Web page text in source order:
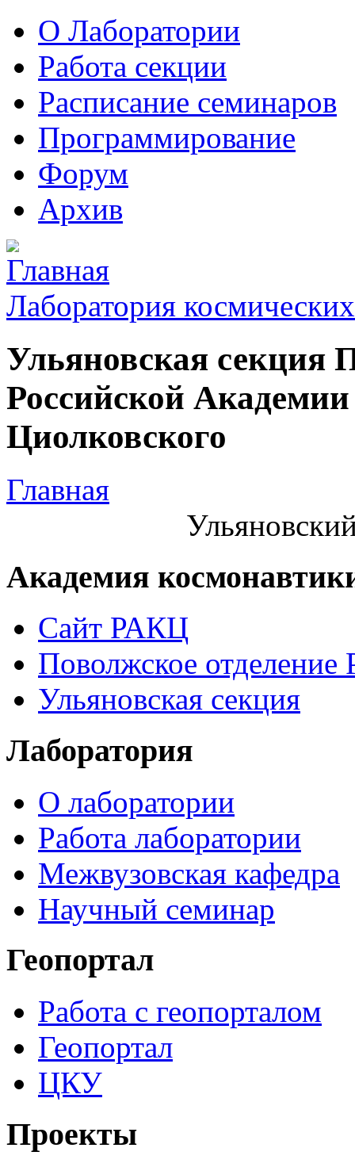
О Лаборатории
Работа секции
Расписание семинаров
Программирование
Форум
Архив
Лаборатория
Ульяновская секция
Российской
Циолковского
Главная
Академия
Сайт РАКЦ
Поволжское
Ульяновская секция
Лаборатория
О лаборатории
Работа лаборатории
Межвузовская кафедра
Научный семинар
Геопортал
Работа с геопорталом
Геопортал
ЦКУ
Проекты